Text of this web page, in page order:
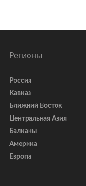
Регионы
Россия
Кавказ
Ближний Восток
Центральная Азия
Балканы
Америка
Европа